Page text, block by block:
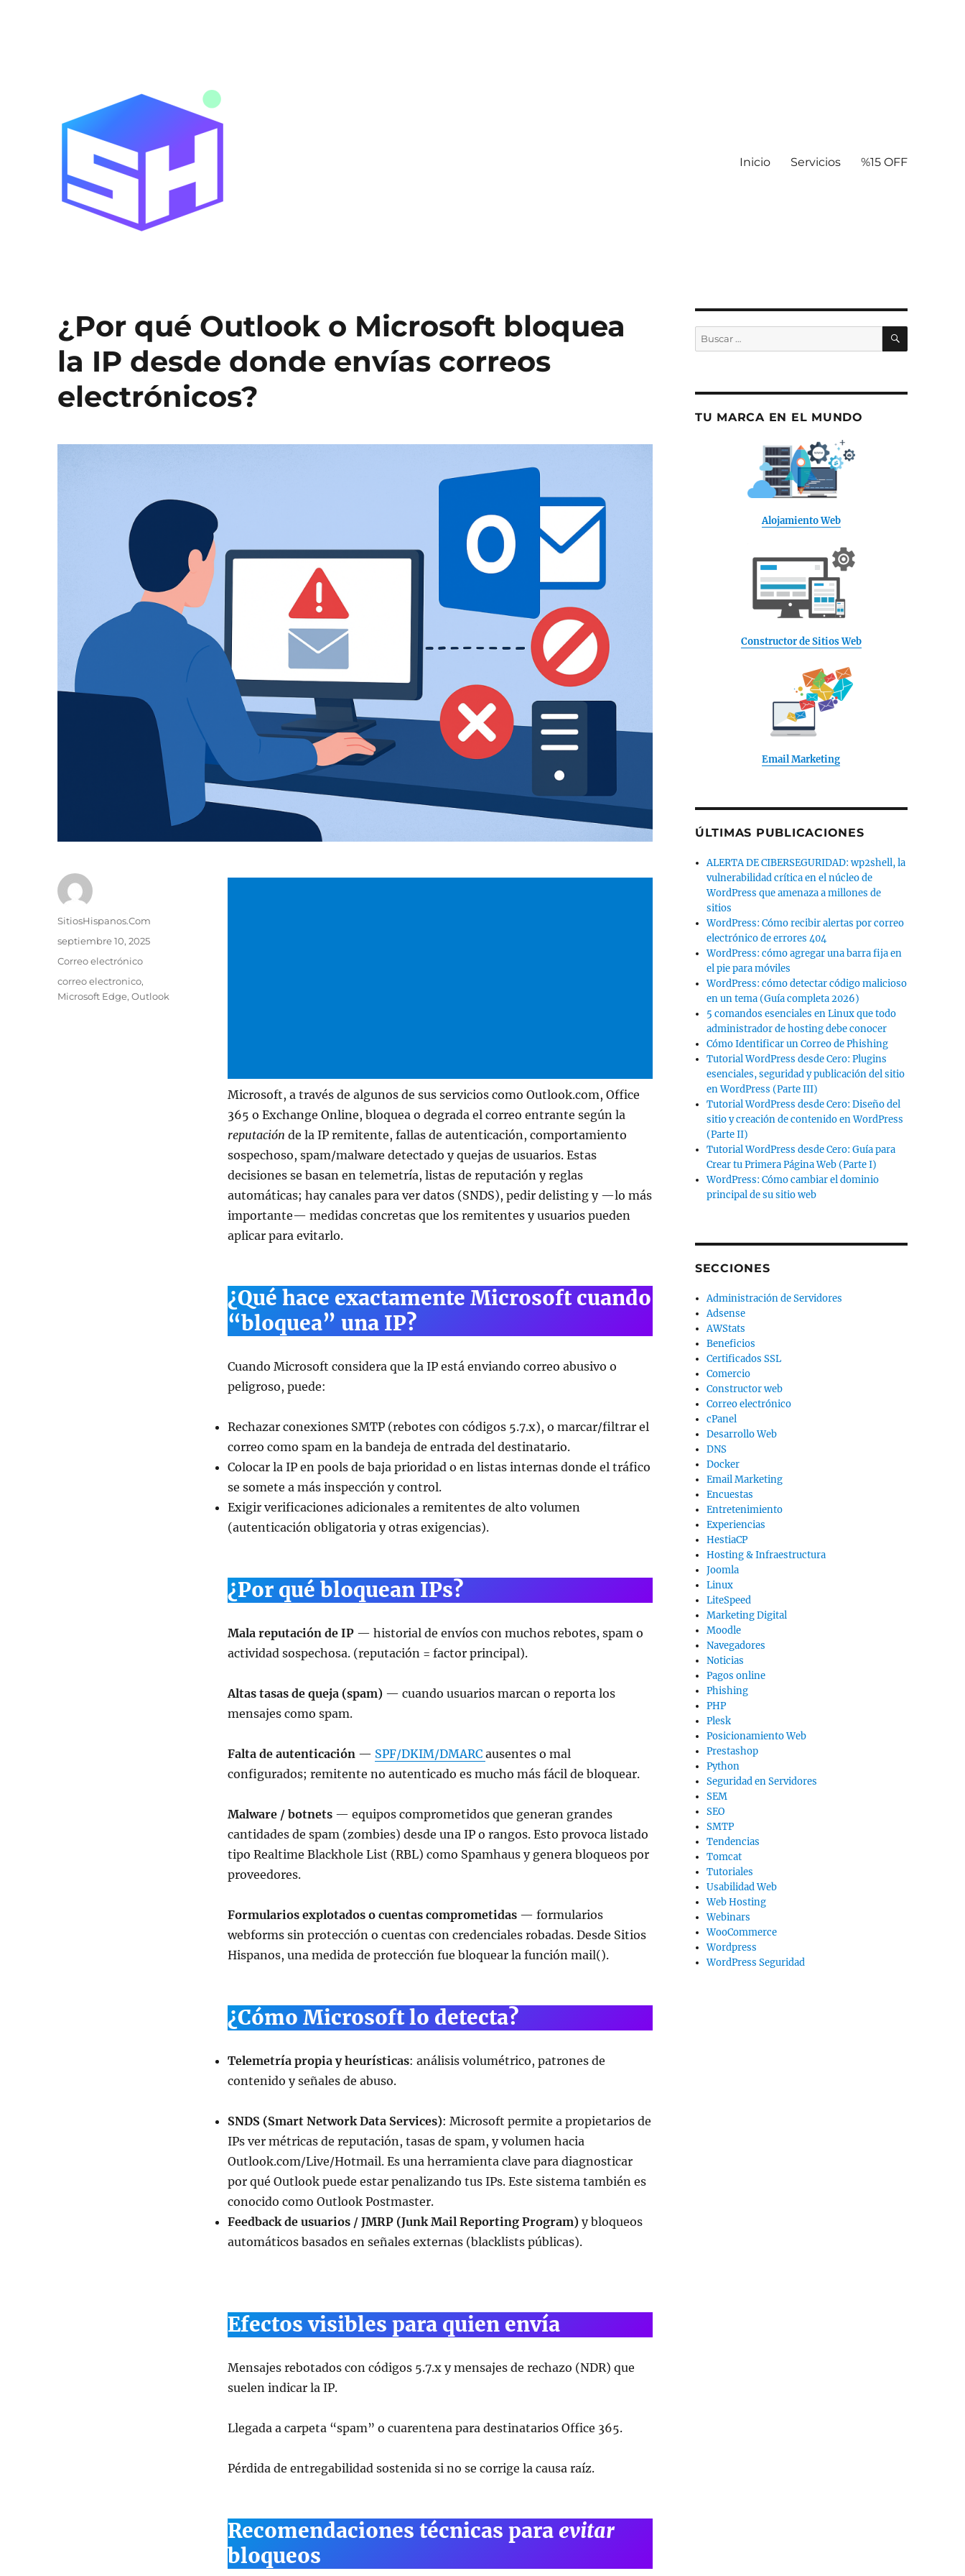
Inicio Servicios %15 OFF
¿Por qué Outlook o Microsoft bloquea
la IP desde donde envías correos
electrónicos?
Microsoft, a través de algunos de sus servicios como Outlook.com, Office
365 o Exchange Online, bloquea o degrada el correo entrante según la
reputación de la IP remitente, fallas de autenticación, comportamiento
sospechoso, spam/malware detectado y quejas de usuarios. Estas
decisiones se basan en telemetría, listas de reputación y reglas
automáticas; hay canales para ver datos (SNDS), pedir delisting y —lo más
importante— medidas concretas que los remitentes y usuarios pueden
aplicar para evitarlo.
¿Qué hace exactamente Microsoft cuando
“bloquea” una IP?
Cuando Microsoft considera que la IP está enviando correo abusivo o
peligroso, puede:
Rechazar conexiones SMTP (rebotes con códigos 5.7.x), o marcar/filtrar el
correo como spam en la bandeja de entrada del destinatario.
Colocar la IP en pools de baja prioridad o en listas internas donde el tráfico
se somete a más inspección y control.
Exigir verificaciones adicionales a remitentes de alto volumen
(autenticación obligatoria y otras exigencias).
¿Por qué bloquean IPs?
Mala reputación de IP— historial de envíos con muchos rebotes, spam o
actividad sospechosa. (reputación = factor principal).
Altas tasas de queja (spam)— cuando usuarios marcan o reporta los
mensajes como spam.
Falta de autenticación — SPF/DKIM/DMARC ausentes o mal
configurados; remitente no autenticado es mucho más fácil de bloquear.
Malware / botnets— equipos comprometidos que generan grandes
cantidades de spam (zombies) desde una IP o rangos. Esto provoca listado
tipo Realtime Blackhole List (RBL) como Spamhaus y genera bloqueos por
proveedores.
Formularios explotados o cuentas comprometidas— formularios
webforms sin protección o cuentas con credenciales robadas. Desde Sitios
Hispanos, una medida de protección fue bloquear la función mail().
¿Cómo Microsoft lo detecta?
Telemetría propia y heurísticas: análisis volumétrico, patrones de
contenido y señales de abuso.
SNDS (Smart Network Data Services): Microsoft permite a propietarios de
IPs ver métricas de reputación, tasas de spam, y volumen hacia
Outlook.com/Live/Hotmail. Es una herramienta clave para diagnosticar
por qué Outlook puede estar penalizando tus IPs. Este sistema también es
conocido como Outlook Postmaster.
Feedback de usuarios / JMRP (Junk Mail Reporting Program)y bloqueos
automáticos basados en señales externas (blacklists públicas).
Efectos visibles para quien envía
Mensajes rebotados con códigos 5.7.x y mensajes de rechazo (NDR) que
suelen indicar la IP.
Llegada a carpeta “spam” o cuarentena para destinatarios Office 365.
Pérdida de entregabilidad sostenida si no se corrige la causa raíz.
Recomendaciones técnicas paraevitar
bloqueos
Autor
SitiosHispanos.Com
Publicado
septiembre 10, 2025
Categorías
Correo electrónico
Etiquetas
correo electronico,
Microsoft Edge,Outlook
Buscar
por:
BUSCAR
TU MARCA EN EL MUNDO
Alojamiento Web
Constructor de Sitios Web
Email Marketing
ÚLTIMAS PUBLICACIONES
ALERTA DE CIBERSEGURIDAD: wp2shell, la
vulnerabilidad crítica en el núcleo de
WordPress que amenaza a millones de
sitios
WordPress: Cómo recibir alertas por correo
electrónico de errores 404
WordPress: cómo agregar una barra fija en
el pie para móviles
WordPress: cómo detectar código malicioso
en un tema (Guía completa 2026)
5 comandos esenciales en Linux que todo
administrador de hosting debe conocer
Cómo Identificar un Correo de Phishing
Tutorial WordPress desde Cero: Plugins
esenciales, seguridad y publicación del sitio
en WordPress (Parte III)
Tutorial WordPress desde Cero: Diseño del
sitio y creación de contenido en WordPress
(Parte II)
Tutorial WordPress desde Cero: Guía para
Crear tu Primera Página Web (Parte I)
WordPress: Cómo cambiar el dominio
principal de su sitio web
SECCIONES
Administración de Servidores
Adsense
AWStats
Beneficios
Certificados SSL
Comercio
Constructor web
Correo electrónico
cPanel
Desarrollo Web
DNS
Docker
Email Marketing
Encuestas
Entretenimiento
Experiencias
HestiaCP
Hosting & Infraestructura
Joomla
Linux
LiteSpeed
Marketing Digital
Moodle
Navegadores
Noticias
Pagos online
Phishing
PHP
Plesk
Posicionamiento Web
Prestashop
Python
Seguridad en Servidores
SEM
SEO
SMTP
Tendencias
Tomcat
Tutoriales
Usabilidad Web
Web Hosting
Webinars
WooCommerce
Wordpress
WordPress Seguridad